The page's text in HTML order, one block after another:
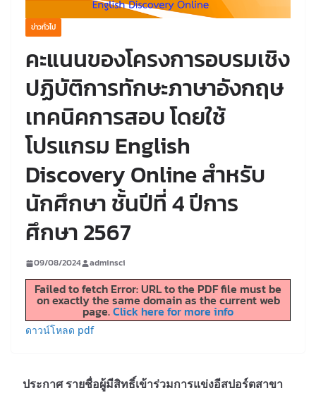
ข่าวทั่วไป
คะแนนของโครงการอบรมเชิง
ปฏิบัติการทักษะภาษาอังกฤษ
เทคนิคการสอบ โดยใช้
โปรแกรม English
Discovery Online สำหรับ
นักศึกษา ชั้นปีที่ 4 ปีการ
ศึกษา 2567
09/08/2024 adminsci
Failed to fetch Error: URL to the PDF file must be
on exactly the same domain as the current web
page.Click here for more info
ดาวน์โหลด pdf
ประกาศ รายชื่อผู้มีสิทธิ์เข้าร่วมการแข่งอีสปอร์ตสาขา